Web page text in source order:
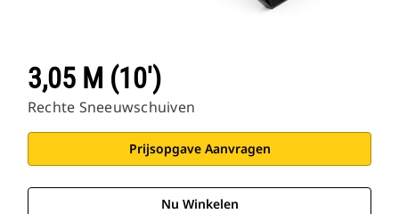
3,05 M (10')
Rechte Sneeuwschuiven
Prijsopgave Aanvragen
Nu Winkelen